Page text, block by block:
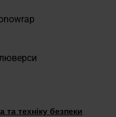
техніку безпеки